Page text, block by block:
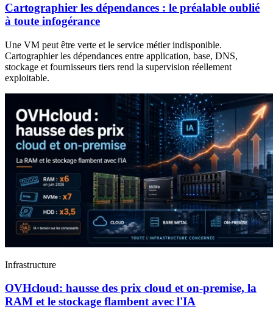
Cartographier les dépendances : le préalable oublié
à toute infogérance
Une VM peut être verte et le service métier indisponible.
Cartographier les dépendances entre application, base, DNS,
stockage et fournisseurs tiers rend la supervision réellement
exploitable.
Infrastructure
OVHcloud: hausse des prix cloud et on-premise, la
RAM et le stockage flambent avec l'IA